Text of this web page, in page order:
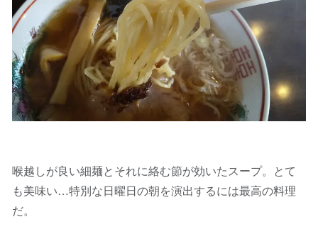
喉越しが良い細麺とそれに絡む節が効いたスープ。とて
も美味い…特別な日曜日の朝を演出するには最高の料理
だ。